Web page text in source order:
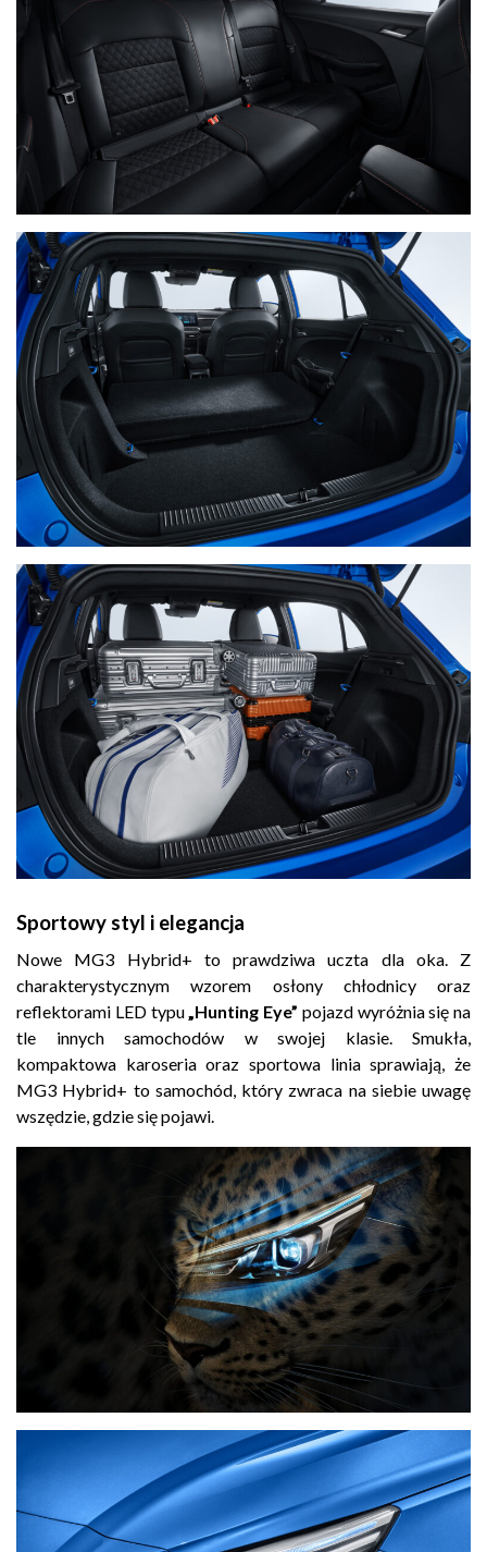
Sportowy styl i elegancja
Nowe MG3 Hybrid+ to prawdziwa uczta dla oka. Z
charakterystycznym wzorem osłony chłodnicy oraz
reflektorami LED typu„Hunting Eye” pojazd wyróżnia się na
tle innych samochodów w swojej klasie. Smukła,
kompaktowa karoseria oraz sportowa linia sprawiają, że
MG3 Hybrid+ to samochód, który zwraca na siebie uwagę
wszędzie, gdzie się pojawi.